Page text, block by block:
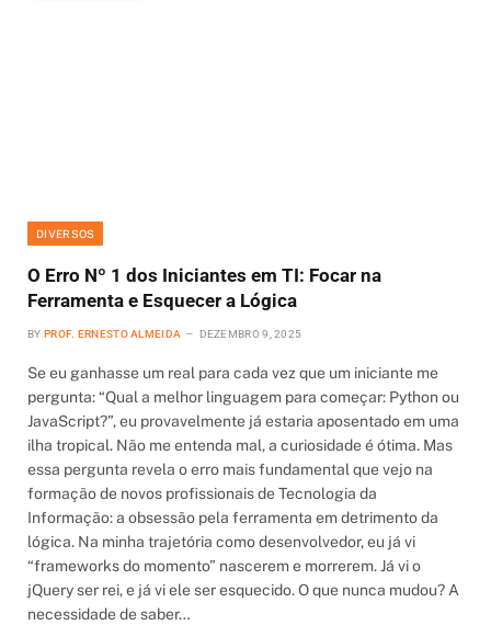
DIVERSOS
O Erro Nº 1 dos Iniciantes em TI: Focar na
Ferramenta e Esquecer a Lógica
BY PROF. ERNESTO ALMEIDA DEZEMBRO 9, 2025
Se eu ganhasse um real para cada vez que um iniciante me
pergunta: “Qual a melhor linguagem para começar: Python ou
JavaScript?”, eu provavelmente já estaria aposentado em uma
ilha tropical. Não me entenda mal, a curiosidade é ótima. Mas
essa pergunta revela o erro mais fundamental que vejo na
formação de novos profissionais de Tecnologia da
Informação: a obsessão pela ferramenta em detrimento da
lógica. Na minha trajetória como desenvolvedor, eu já vi
“frameworks do momento” nascerem e morrerem. Já vi o
jQuery ser rei, e já vi ele ser esquecido. O que nunca mudou? A
necessidade de saber…